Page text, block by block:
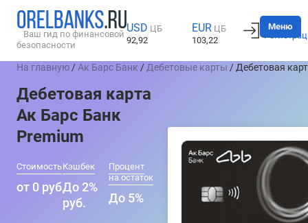
Ваш гид по финансовой
безопасности
USD ЦБ
92,92
EUR ЦБ
103,22
Вход
Меню
На главную /Ак Барс Банк / Дебетовые карты / Дебетовая
Дебетовая карта
Ак Барс Банк
Premium
Стоимость
от 0 руб
Кэшбек
До 2%
руб.
Процент
на остаток
До 5%